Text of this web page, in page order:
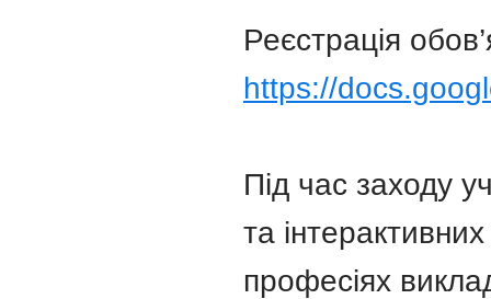
Реєстрація
https://
Під час заходу
та
професіях